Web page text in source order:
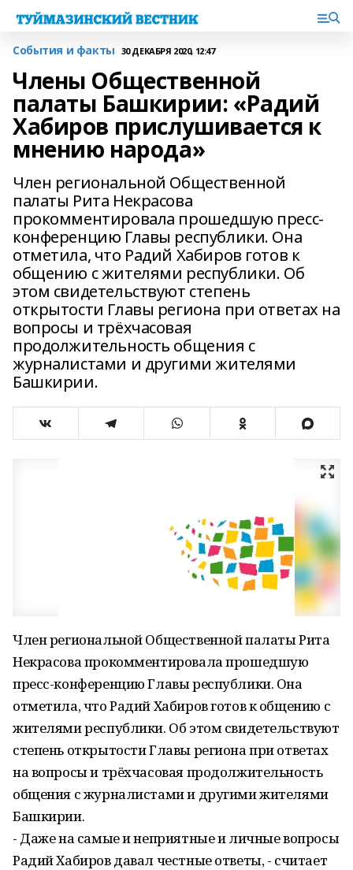
События и факты 30 ДЕКАБРЯ 2020, 12:47
Члены Общественной
палаты Башкирии: «Радий
Хабиров прислушивается к
мнению народа»
Член региональной Общественной
палаты Рита Некрасова
прокомментировала прошедшую пресс-
конференцию Главы республики. Она
отметила, что Радий Хабиров готов к
общению с жителями республики. Об
этом свидетельствуют степень
открытости Главы региона при ответах на
вопросы и трёхчасовая
продолжительность общения с
журналистами и другими жителями
Башкирии.
Член региональной Общественной палаты Рита
Некрасова прокомментировала прошедшую
пресс-конференцию Главы республики. Она
отметила, что Радий Хабиров готов к общению с
жителями республики. Об этом свидетельствуют
степень открытости Главы региона при ответах
на вопросы и трёхчасовая продолжительность
общения с журналистами и другими жителями
Башкирии.
- Даже на самые и неприятные и личные вопросы
Радий Хабиров давал честные ответы, - считает